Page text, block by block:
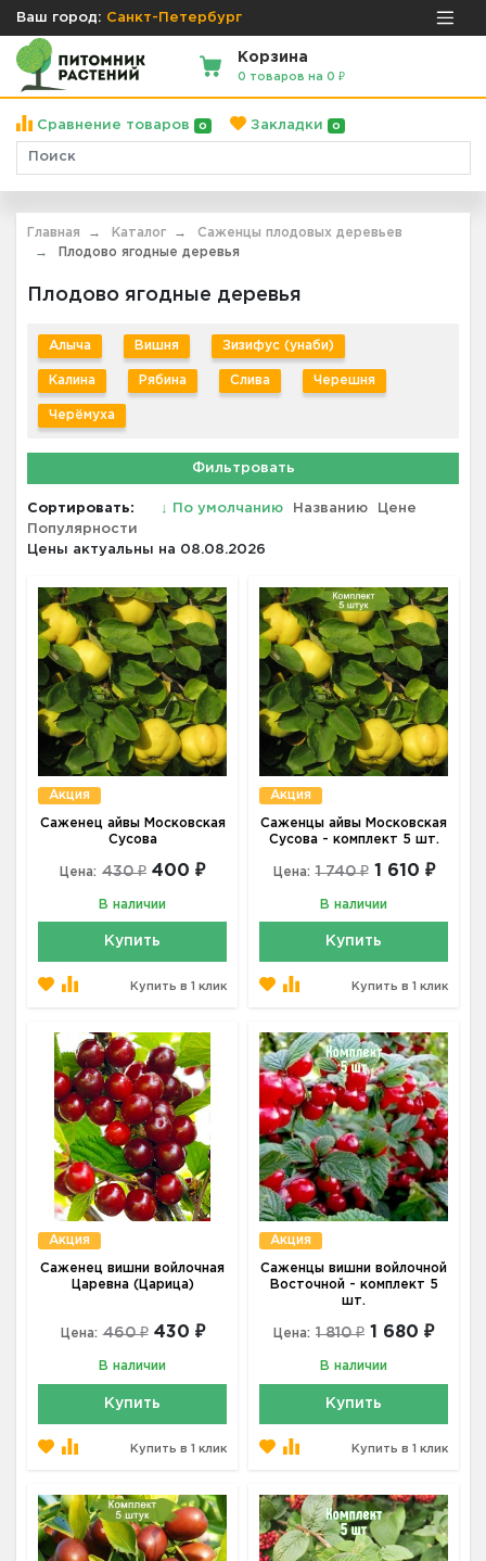
Ваш город: Санкт-Петербург
Корзина
0 товаров на 0 ₽
Сравнение товаров 0 Закладки 0
Главная Каталог
Саженцы плодовых деревьев
Плодово ягодные деревья
Плодово ягодные деревья
Алыча Вишня Зизифус (унаби)
Калина Рябина Слива Черешня
Черёмуха
Фильтровать
Сортировать: ↓ По умолчанию Названию
Цене
Популярности
Цены актуальны на 08.08.2026
Акция
Саженец айвы Московская
Сусова
Цена: 430 ₽ 400 ₽
В наличии
Купить
Купить в 1 клик
Акция
Саженцы айвы Московская
Сусова - комплект 5 шт.
Цена: 1 740 ₽ 1 610 ₽
В наличии
Купить
Купить в 1 клик
Акция
Саженец вишни войлочная
Царевна (Царица)
Цена: 460 ₽ 430 ₽
В наличии
Купить
Купить в 1 клик
Акция
Саженцы вишни войлочной
Восточной - комплект 5
шт.
Цена: 1 810 ₽ 1 680 ₽
В наличии
Купить
Купить в 1 клик